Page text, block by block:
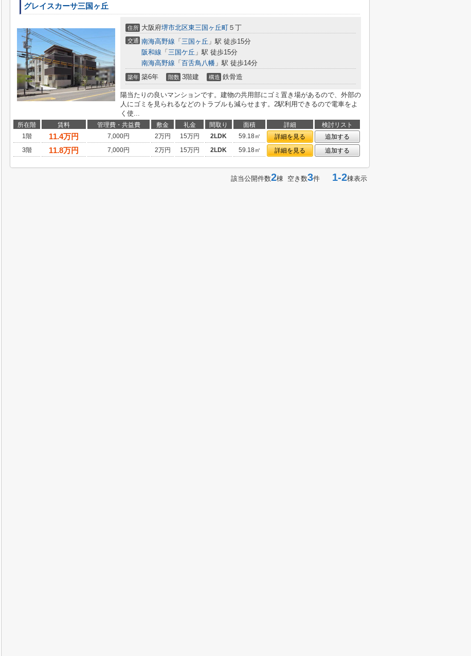
グレイスカーサ三国ヶ丘
住所 大阪府堺市北区東三国ヶ丘町 ５丁
交通 南海高野線 「 三国ヶ丘 」駅 徒歩15分
阪和線 「 三国ケ丘 」駅 徒歩15分
南海高野線 「 百舌鳥八幡 」駅 徒歩14分
築年 築6年 階数 3階建 構造 鉄骨造
陽当たりの良いマンションです。建物の共用部にゴミ置き場があるので、外部の
人にゴミを見られるなどのトラブルも減らせます。2駅利用できるので電車をよ
く使...
所在階 賃料 管理費・共益費 敷金 礼金 間取り 面積 詳細
検討リスト
1階
11.4万円 7,000円 2万円 15万円 2LDK 59.18㎡ 詳細を見る
追加する
3階
11.8万円 7,000円 2万円 15万円 2LDK 59.18㎡ 詳細を見る 追加する
該当公開件数2棟 空き数3件 1-2棟表示